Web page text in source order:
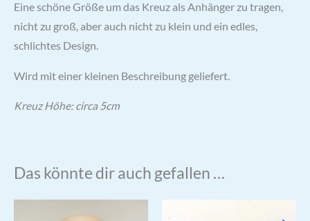
Eine schöne Größe um das Kreuz als Anhänger zu tragen,
nicht zu groß, aber auch nicht zu klein und ein edles,
schlichtes Design.
Wird mit einer kleinen Beschreibung geliefert.
Kreuz Höhe: circa 5cm
Das könnte dir auch gefallen …